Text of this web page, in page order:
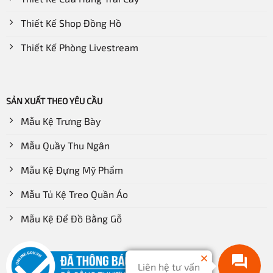
Có thể thêm nhãn, bảng hướng dẫn cho từng khu vực
Đảm bảo lối đi giữa các khu vực 2 khách hàng có
Nhu yếu phẩm kích thước lớn hoặc nặng nên đặt ở giữa
kệ (không đặt quá cao – phải với, hoặc quá thấp – phải
cúi) gây khó khăn cho các mẹ bầu khi mua hàng.
Thiết Kế Shop Đồng Hồ
Thiết Kế Phòng Livestream
SẢN XUẤT THEO YÊU CẦU
Mẫu Kệ Trưng Bày
Mẫu Quầy Thu Ngân
Mẫu Kệ Đựng Mỹ Phẩm
Mẫu Tủ Kệ Treo Quần Áo
Mẫu Kệ Để Đồ Bằng Gỗ
Liên hệ tư vấn